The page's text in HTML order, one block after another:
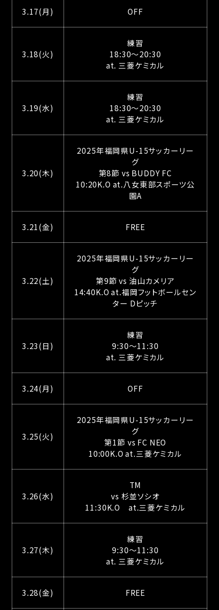
3.17(月) OFF
3.18(火)
練習
18:30～20:30
at. 三菱ケミカル
3.19(水)
練習
18:30～20:30
at. 三菱ケミカル
3.20(木)
2025年福岡県U-15サッカーリー
グ
第8節 vs BUDDY FC
10:20K.O at.八女東部スポーツ公
園A
3.21(金) FREE
3.22(土)
2025年福岡県U-15サッカーリー
グ
第9節 vs 油山カメリア
14:40K.O at.福岡フットボールセン
ター Dピッチ
3.23(日)
練習
9:30～11:30
at. 三菱ケミカル
3.24(月) OFF
3.25(火)
2025年福岡県U-15サッカーリー
グ
第1節 vs FC NEO
10:00K.O at.三菱ケミカル
3.26(水)
TM
vs 杉並ソシオ
11:30K.O at.三菱ケミカル
3.27(木)
練習
9:30～11:30
at. 三菱ケミカル
3.28(金) FREE